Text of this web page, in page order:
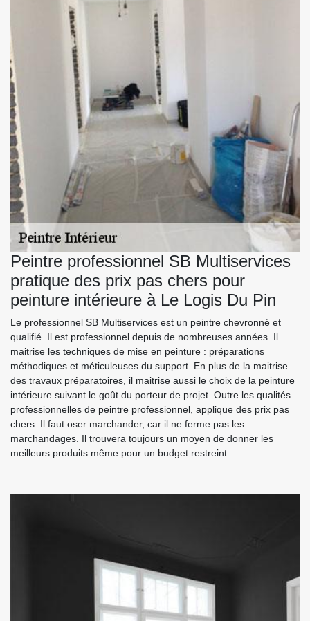
Peintre professionnel SB Multiservices
pratique des prix pas chers pour
peinture intérieure à Le Logis Du Pin
Le professionnel SB Multiservices est un peintre chevronné et
qualifié. Il est professionnel depuis de nombreuses années. Il
maitrise les techniques de mise en peinture : préparations
méthodiques et méticuleuses du support. En plus de la maitrise
des travaux préparatoires, il maitrise aussi le choix de la peinture
intérieure suivant le goût du porteur de projet. Outre les qualités
professionnelles de peintre professionnel, applique des prix pas
chers. Il faut oser marchander, car il ne ferme pas les
marchandages. Il trouvera toujours un moyen de donner les
meilleurs produits même pour un budget restreint.